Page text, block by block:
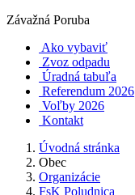
Závažná Poruba
Ako vybaviť
Zvoz odpadu
Úradná tabuľa
Referendum 2026
Voľby 2026
Kontakt
Úvodná stránka
Obec
Organizácie
FsK Poludnica